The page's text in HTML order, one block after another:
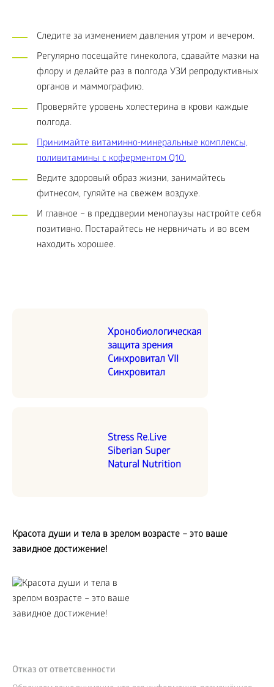
Следите за изменением давления утром и вечером.
Регулярно посещайте гинеколога, сдавайте мазки на
флору и делайте раз в полгода УЗИ репродуктивных
органов и маммографию.
Проверяйте уровень холестерина в крови каждые
полгода.
Принимайте витаминно-минеральные комплексы,
поливитамины с коферментом Q10.
Ведите здоровый образ жизни, занимайтесь
фитнесом, гуляйте на свежем воздухе.
И главное – в преддверии менопаузы настройте себя
позитивно. Постарайтесь не нервничать и во всем
находить хорошее.
Хронобиологическая
защита зрения
Синхровитал VII
Синхровитал
Stress Re.Live
Siberian Super
Natural Nutrition
Красота души и тела в зрелом возрасте – это ваше
завидное достижение!
Отказ от ответсвенности